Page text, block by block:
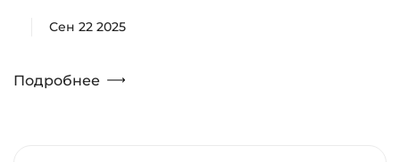
Сен 22 2025
Подробнее